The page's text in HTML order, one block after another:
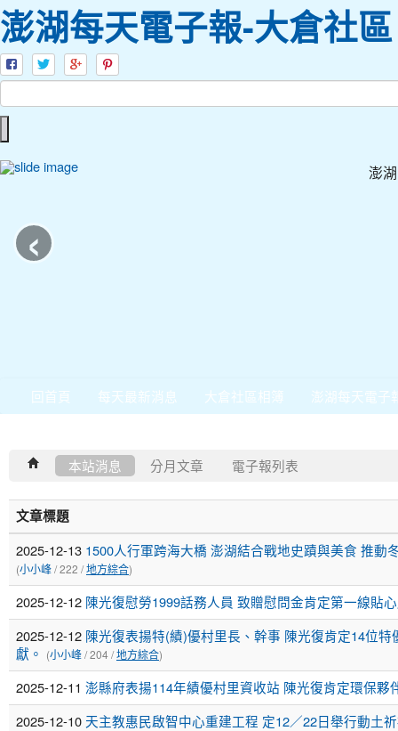
澎湖每天電子報-大倉社區
澎
‹
回首頁 每天最新消息 大倉社區相簿 澎湖每天電子
本站消息 分月文章 電子報列表
文章標題
2025-12-13 1500人行軍跨海大橋 澎湖結合戰地史蹟與美食 推動
(小小峰/ 222 /地方綜合)
2025-12-12 陳光復慰勞1999話務人員 致贈慰問金肯定第一線貼
2025-12-12 陳光復表揚特(績)優村里長、幹事 陳光復肯定14位
獻。 (小小峰/ 204 /地方綜合)
2025-12-11 澎縣府表揚114年績優村里資收站 陳光復肯定環保夥
2025-12-10 天主教惠民啟智中心重建工程 定12／22日舉行動土